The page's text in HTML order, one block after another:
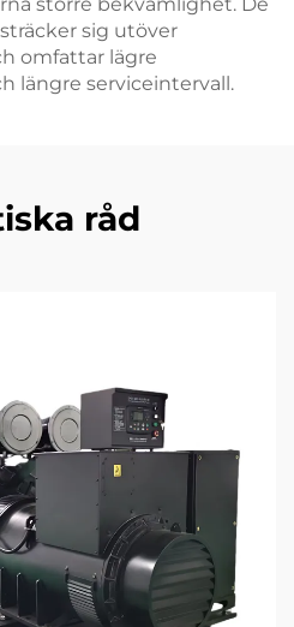
sig utöver
omfattar lägre
längre serviceintervall.
råd